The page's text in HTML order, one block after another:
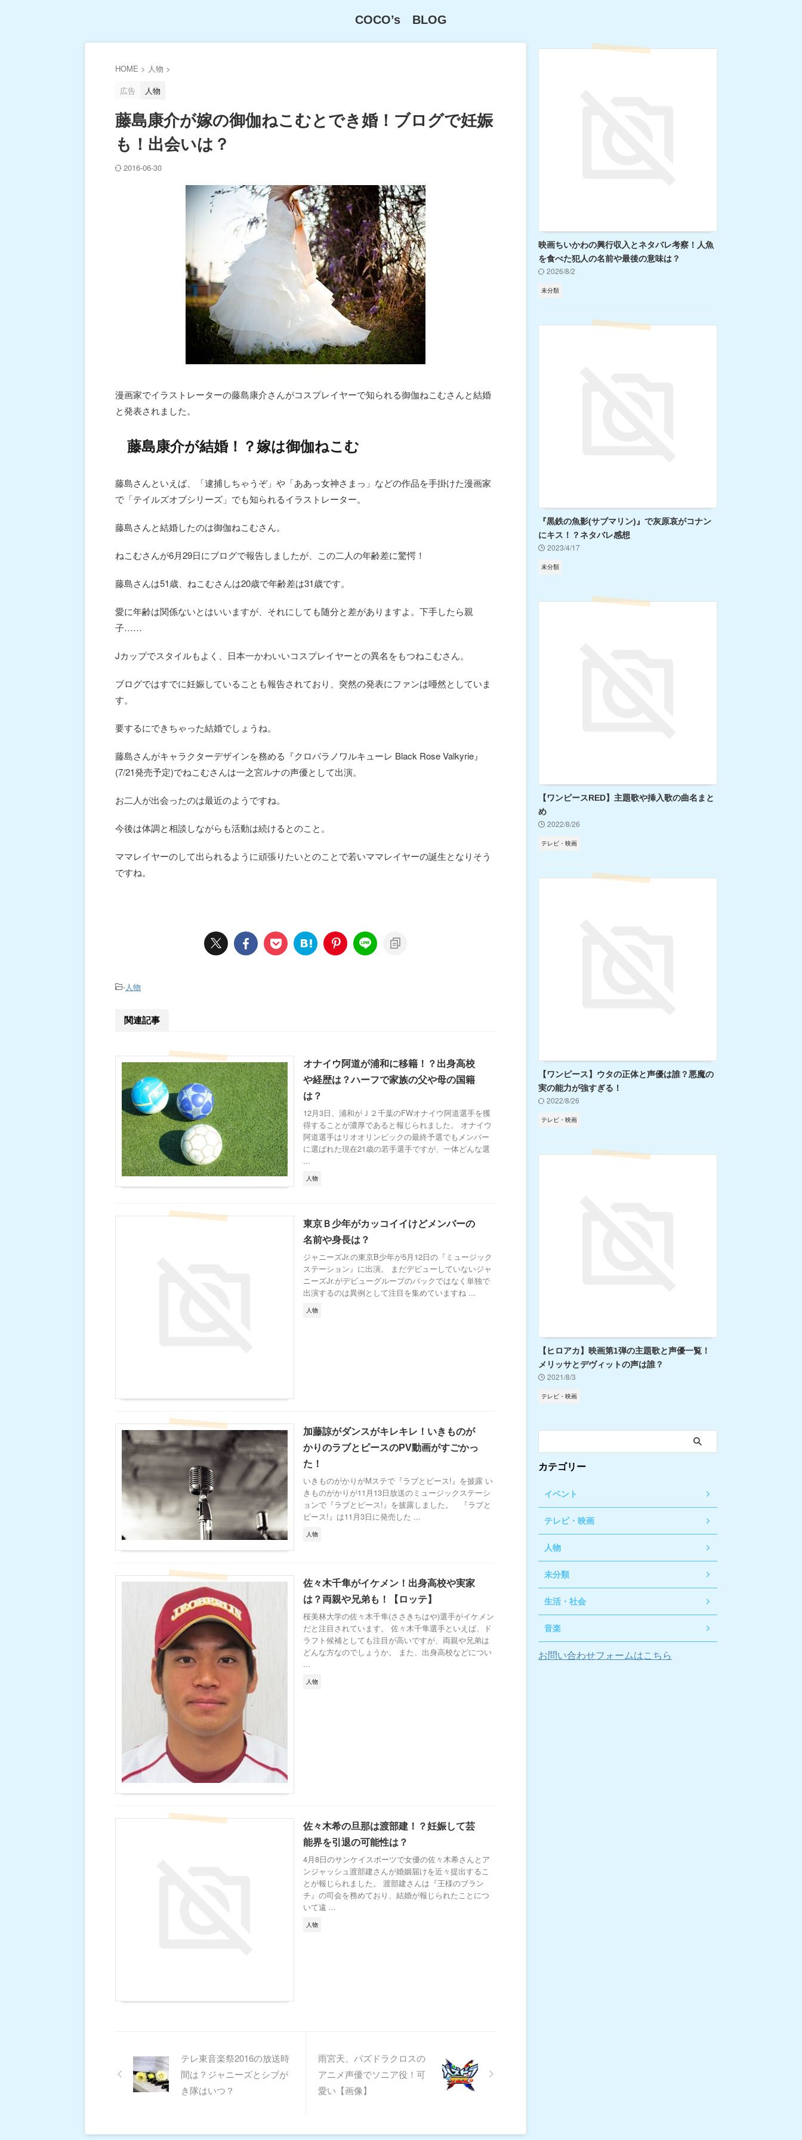
COCO’s BLOG
HOME > 人物 >
広告
人物
藤島康介が嫁の御伽ねこむとでき婚！ブログで妊娠
も！出会いは？
2016-06-30
漫画家でイラストレーターの藤島康介さんがコスプレイヤーで知られる御伽ねこむさんと結婚
と発表されました。
藤島康介が結婚！？嫁は御伽ねこむ
藤島さんといえば、「逮捕しちゃうぞ」や「ああっ女神さまっ」などの作品を手掛けた漫画家
で「テイルズオブシリーズ」でも知られるイラストレーター。
藤島さんと結婚したのは御伽ねこむさん。
ねこむさんが6月29日にブログで報告しましたが、この二人の年齢差に驚愕！
藤島さんは51歳、ねこむさんは20歳で年齢差は31歳です。
愛に年齢は関係ないとはいいますが、それにしても随分と差がありますよ。下手したら親
子……
Jカップでスタイルもよく、日本一かわいいコスプレイヤーとの異名をもつねこむさん。
ブログではすでに妊娠していることも報告されており、突然の発表にファンは唖然としていま
す。
要するにできちゃった結婚でしょうね。
藤島さんがキャラクターデザインを務める『クロバラノワルキューレ Black Rose Valkyrie』
(7/21発売予定)でねこむさんは一之宮ルナの声優として出演。
お二人が出会ったのは最近のようですね。
今後は体調と相談しながらも活動は続けるとのこと。
ママレイヤーのして出られるように頑張りたいとのことで若いママレイヤーの誕生となりそう
ですね。
-人物
関連記事
オナイウ阿道が浦和に移籍！？出身高校
や経歴は？ハーフで家族の父や母の国籍
は？
12月3日、浦和がＪ２千葉のFWオナイウ阿道選手を獲
得することが濃厚であると報じられました。 オナイウ
阿道選手はリオオリンピックの最終予選でもメンバー
に選ばれた現在21歳の若手選手ですが、一体どんな選
...
人物
東京Ｂ少年がカッコイイけどメンバーの
名前や身長は？
ジャニーズJr.の東京B少年が5月12日の『ミュージック
ステーション』に出演。 まだデビューしていないジャ
ニーズJr.がデビューグループのバックではなく単独で
出演するのは異例として注目を集めていますね ...
人物
加藤諒がダンスがキレキレ！いきものが
かりのラブとピースのPV動画がすごかっ
た！
いきものがかりがМステで『ラブとピース!』を披露 い
きものがかりが11月13日放送のミュージックステーシ
ョンで『ラブとピース!』を披露しました。 『ラブと
ピース!』は11月3日に発売した ...
人物
佐々木千隼がイケメン！出身高校や実家
は？両親や兄弟も！【ロッテ】
桜美林大学の佐々木千隼(ささきちはや)選手がイケメン
だと注目されています。 佐々木千隼選手といえば、ド
ラフト候補としても注目が高いですが、両親や兄弟は
どんな方なのでしょうか。 また、出身高校などについ
...
人物
佐々木希の旦那は渡部建！？妊娠して芸
能界を引退の可能性は？
4月8日のサンケイスポーツで女優の佐々木希さんとア
ンジャッシュ渡部建さんが婚姻届けを近々提出するこ
とが報じられました。 渡部建さんは『王様のブラン
チ』の司会を務めており、結婚が報じられたことにつ
いて遠 ...
人物
テレ東音楽祭2016の放送時
間は？ジャニーズとシブが
き隊はいつ？
雨宮天、パズドラクロスの
アニメ声優でソニア役！可
愛い【画像】
映画ちいかわの興行収入とネタバレ考察！人魚
を食べた犯人の名前や最後の意味は？
2026/8/2
未分類
『黒鉄の魚影(サブマリン)』で灰原哀がコナン
にキス！？ネタバレ感想
2023/4/17
未分類
【ワンピースRED】主題歌や挿入歌の曲名まと
め
2022/8/26
テレビ・映画
【ワンピース】ウタの正体と声優は誰？悪魔の
実の能力が強すぎる！
2022/8/26
テレビ・映画
【ヒロアカ】映画第1弾の主題歌と声優一覧！
メリッサとデヴィットの声は誰？
2021/8/3
テレビ・映画
カテゴリー
イベント
テレビ・映画
人物
未分類
生活・社会
音楽
お問い合わせフォームはこちら